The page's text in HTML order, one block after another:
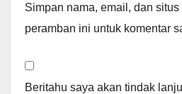
Simpan nama, email, dan
peramban ini untuk komentar
Beritahu saya akan tindak